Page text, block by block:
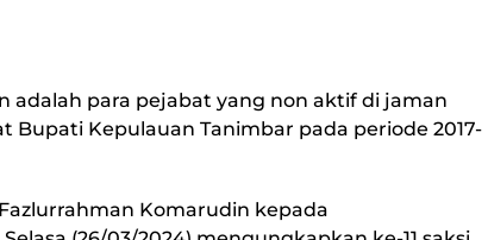
adalah para pejabat yang non aktif di jaman
Bupati Kepulauan Tanimbar pada periode 2017-
Komarudin kepada